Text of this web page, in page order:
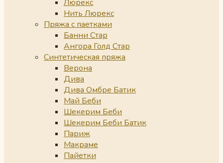
Люрекс
Нить Люрекс
Пряжа с паетками
Банни Стар
Ангора Голд Стар
Синтетическая пряжа
Верона
Дива
Дива Омбре Батик
Май Беби
Шекерим Беби
Шекерим Беби Батик
Париж
Макраме
Пайетки